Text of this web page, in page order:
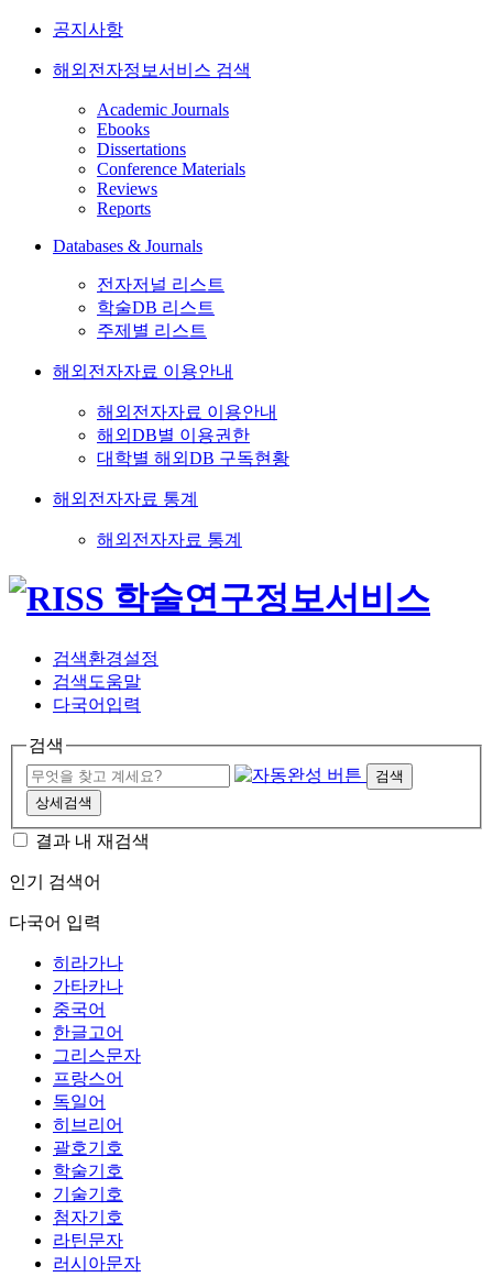
공지사항
해외전자정보서비스 검색
Academic Journals
Ebooks
Dissertations
Conference Materials
Reviews
Reports
Databases & Journals
전자저널 리스트
학술DB 리스트
주제별 리스트
해외전자자료 이용안내
해외전자자료 이용안내
해외DB별 이용권한
대학별 해외DB 구독현황
해외전자자료 통계
해외전자자료 통계
검색환경설정
검색도움말
다국어입력
검색
검색
상세검색
결과 내 재검색
인기 검색어
다국어 입력
히라가나
가타카나
중국어
한글고어
그리스문자
프랑스어
독일어
히브리어
괄호기호
학술기호
기술기호
첨자기호
라틴문자
러시아문자